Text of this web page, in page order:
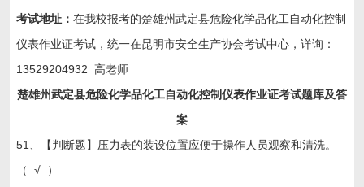
考试地址：在我校报考的楚雄州武定县危险化学品化工自动化控制
仪表作业证考试，统一在昆明市安全生产协会考试中心，详询：
13529204932 高老师
楚雄州武定县危险化学品化工自动化控制仪表作业证考试题库及答
案
51、【判断题】压力表的装设位置应便于操作人员观察和清洗。
（ √ ）